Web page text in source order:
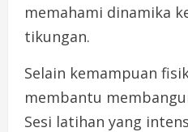
memahami dinamika
tikungan.
Selain kemampuan
membantu
Sesi latihan yang